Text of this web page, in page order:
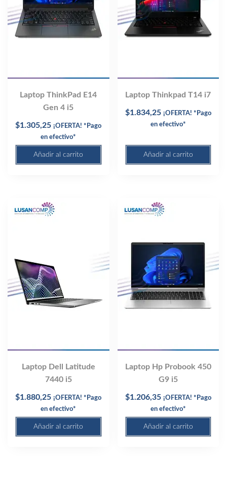
Laptop ThinkPad E14
Gen 4 i5
$1.305,25 ¡OFERTA! *Pago
en efectivo*
Añadir al carrito
Laptop Thinkpad T14 i7
$1.834,25 ¡OFERTA! *Pago
en efectivo*
Añadir al carrito
Laptop Dell Latitude
7440 i5
$1.880,25 ¡OFERTA! *Pago
en efectivo*
Añadir al carrito
Laptop Hp Probook 450
G9 i5
$1.206,35 ¡OFERTA! *Pago
en efectivo*
Añadir al carrito